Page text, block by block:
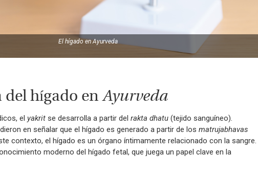
El hígado enAyurveda
del hígado enAyurveda
el yakritse desarrolla a partir del rakta dhatu(tejido sanguíneo).
en señalar que el hígado es generado a partir de los matrujabhavas
contexto, el hígado es un órgano íntimamente relacionado con la sangre.
moderno del hígado fetal, que juega un papel clave en la